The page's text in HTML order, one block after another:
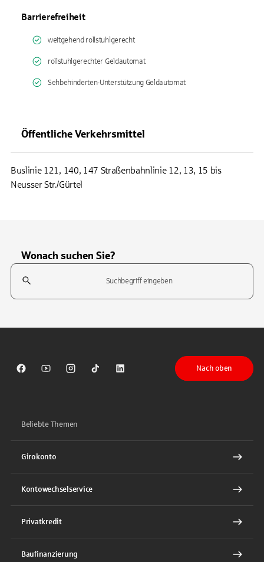
Barrierefreiheit
weitgehend rollstuhlgerecht
rollstuhlgerechter Geldautomat
Sehbehinderten-Unterstützung Geldautomat
Öffentliche Verkehrsmittel
Buslinie 121, 140, 147 Straßenbahnlinie 12, 13, 15 bis
Neusser Str./Gürtel
Wonach suchen Sie?
Suchfeld
Sparkasse auf Facebook
Sparkasse auf Youtube
Sparkasse auf Instagram
Sparkasse auf TikTok
Sparkasse auf LinkedIn
Nach oben
Beliebte Themen
Girokonto
Kontowechselservice
Privatkredit
Baufinanzierung